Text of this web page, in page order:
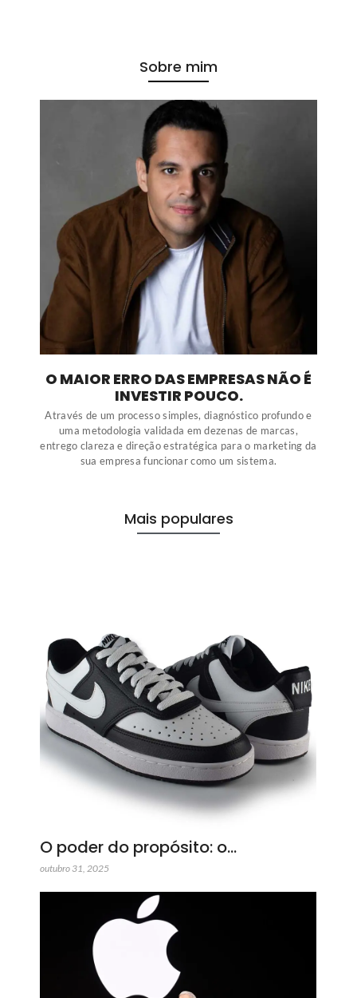
Sobre mim
O MAIOR ERRO DAS EMPRESAS NÃO É
INVESTIR POUCO.
Através de um processo simples, diagnóstico profundo e
uma metodologia validada em dezenas de marcas,
entrego clareza e direção estratégica para o marketing da
sua empresa funcionar como um sistema.
Mais populares
O poder do propósito: o…
outubro 31, 2025